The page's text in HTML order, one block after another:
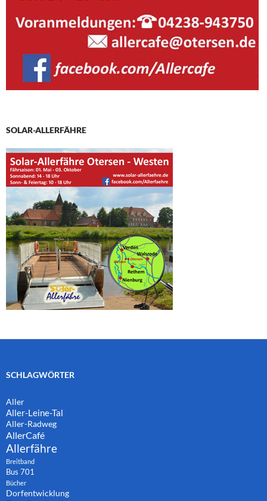
SOLAR-ALLERFÄHRE
SCHLAGWÖRTER
Aller
Aller-Leine-Tal
Aller-Radweg
AllerCafé
Allerfähre
Breitband
Bus 701
Bücher
Dorfentwicklung